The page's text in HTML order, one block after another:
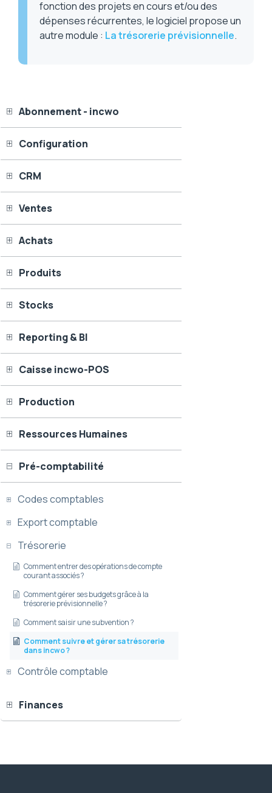
Abonnement - incwo
Configuration
CRM
Ventes
Achats
Produits
Stocks
Reporting & BI
Caisse incwo-POS
Production
Ressources Humaines
Pré-comptabilité
Codes comptables
Export comptable
Trésorerie
Comment entrer des opérations de compte
courant associés ?
Comment gérer ses budgets grâce à la
trésorerie prévisionnelle ?
Comment saisir une subvention ?
Comment suivre et gérer sa trésorerie
dans incwo ?
Contrôle comptable
Finances
fonction des projets en cours et/ou des
dépenses récurrentes, le logiciel propose un
autre module : La trésorerie prévisionnelle.